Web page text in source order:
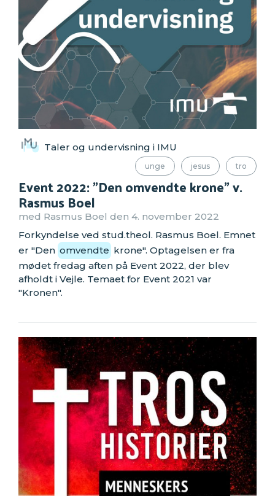
Taler og undervisning i IMU
unge jesus tro
Event 2022: "Den omvendte krone" v.
Rasmus Boel
med Rasmus Boel den 4. november 2022
Forkyndelse ved stud.theol. Rasmus Boel. Emnet
er "Den omvendte krone". Optagelsen er fra
mødet fredag aften på Event 2022, der blev
afholdt i Vejle. Temaet for Event 2021 var
"Kronen".